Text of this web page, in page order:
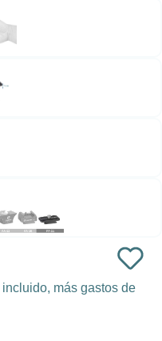
incluido, más gastos de